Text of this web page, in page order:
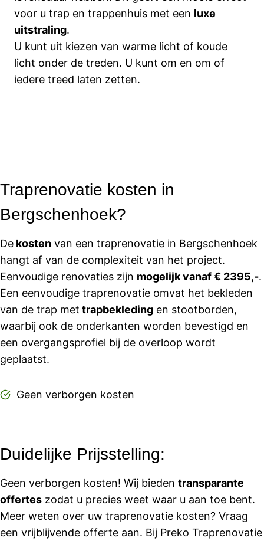
voor u trap en trappenhuis met een luxe
uitstraling.
U kunt uit kiezen van warme licht of koude
licht onder de treden. U kunt om en om of
iedere treed laten zetten.
Traprenovatie kosten in
Bergschenhoek?
De kosten van een traprenovatie in Bergschenhoek
hangt af van de complexiteit van het project.
Eenvoudige renovaties zijn mogelijk vanaf € 2395,-.
Een eenvoudige traprenovatie omvat het bekleden
van de trap met trapbekleding en stootborden,
waarbij ook de onderkanten worden bevestigd en
een overgangsprofiel bij de overloop wordt
geplaatst.
Geen verborgen kosten
Duidelijke Prijsstelling:
Geen verborgen kosten! Wij bieden transparante
offertes zodat u precies weet waar u aan toe bent.
Meer weten over uw traprenovatie kosten? Vraag
een vrijblijvende offerte aan. Bij Preko Traprenovatie